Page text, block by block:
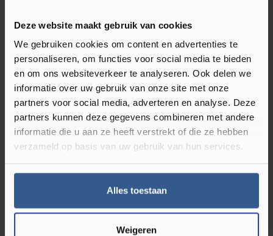
Deze website maakt gebruik van cookies
We gebruiken cookies om content en advertenties te
personaliseren, om functies voor social media te bieden
en om ons websiteverkeer te analyseren. Ook delen we
informatie over uw gebruik van onze site met onze
partners voor social media, adverteren en analyse. Deze
partners kunnen deze gegevens combineren met andere
informatie die u aan ze heeft verstrekt of die ze hebben
verzameld op basis van uw gebruik van hun services.
Alles toestaan
Weigeren
van topmerken zoalsQuick-
Dekker
en
. Elk merk heeft zijn eigen unieke
eigenschappen, van extra realistische hout- en
steendessins tot slijtvaste en onderhoudsvriendelijke
afwerkingen. Of je nu een vloer zoekt met een
natuurlijke uitstraling, extra comfort of een specifieke
kleur en structuur, er is altijd een passende optie.
Daarnaast bieden we ook ons eigen merkLuxury Floors
duurzame en stijlvolle vloer die perfect aansluit bij jouw
woonwensen!